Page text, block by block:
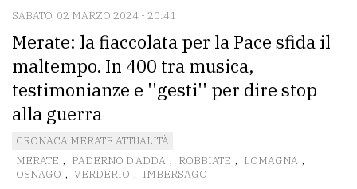
SABATO, 02 MARZO 2024 - 20:41
Merate: la fiaccolata per la Pace sfida il
maltempo. In 400 tra musica,
testimonianze e ''gesti'' per dire stop
alla guerra
CRONACA MERATE ATTUALITÀ
MERATE , PADERNO D'ADDA , ROBBIATE , LOMAGNA ,
OSNAGO , VERDERIO , IMBERSAGO